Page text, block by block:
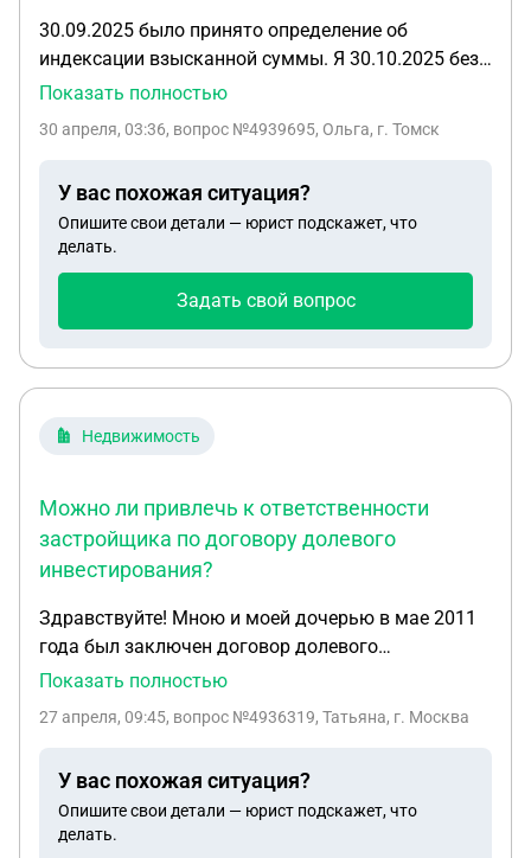
30.09.2025 было принято определение об
индексации взысканной суммы. Я 30.10.2025 без
приставов оплатила. 28.04.2026 они высылают
я привлечь к ответственности организацию за
Показать полностью
30 апреля, 03:36, вопрос №4939695, Ольга, г. Томск
У вас похожая ситуация?
Опишите свои детали — юрист подскажет, что
делать.
Задать свой вопрос
Недвижимость
Можно ли привлечь к ответственности
застройщика по договору долевого
инвестирования?
Здравствуйте! Мною и моей дочерью в мае 2011
года был заключен договор долевого
инвестирования строительства жилого дома. Мы
рублей в качестве"инвестиции на строительство".
обещаниями. А два года назад он просто послал
меня. У меня случился сердечный приступ а затем
инфаркт.Можно ли привлечь к ответственности
Показать полностью
27 апреля, 09:45, вопрос №4936319, Татьяна, г. Москва
У вас похожая ситуация?
Опишите свои детали — юрист подскажет, что
делать.